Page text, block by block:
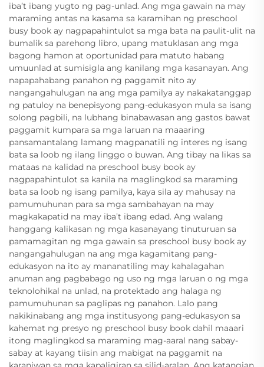
iba’t ibang yugto ng pag-unlad. Ang mga gawain na may
maraming antas na kasama sa karamihan ng preschool
busy book ay nagpapahintulot sa mga bata na paulit-ulit na
bumalik sa parehong libro, upang matuklasan ang mga
bagong hamon at oportunidad para matuto habang
umuunlad at sumisigla ang kanilang mga kasanayan. Ang
napapahabang panahon ng paggamit nito ay
nangangahulugan na ang mga pamilya ay nakakatanggap
ng patuloy na benepisyong pang-edukasyon mula sa isang
solong pagbili, na lubhang binabawasan ang gastos bawat
paggamit kumpara sa mga laruan na maaaring
pansamantalang lamang magpanatili ng interes ng isang
bata sa loob ng ilang linggo o buwan. Ang tibay na likas sa
mataas na kalidad na preschool busy book ay
nagpapahintulot sa kanila na maglingkod sa maraming
bata sa loob ng isang pamilya, kaya sila ay mahusay na
pamumuhunan para sa mga sambahayan na may
magkakapatid na may iba’t ibang edad. Ang walang
hanggang kalikasan ng mga kasanayang tinuturuan sa
pamamagitan ng mga gawain sa preschool busy book ay
nangangahulugan na ang mga kagamitang pang-
edukasyon na ito ay mananatiling may kahalagahan
anuman ang pagbabago ng uso ng mga laruan o ng mga
teknolohikal na unlad, na protektado ang halaga ng
pamumuhunan sa paglipas ng panahon. Lalo pang
nakikinabang ang mga institusyong pang-edukasyon sa
kahemat ng presyo ng preschool busy book dahil maaari
itong maglingkod sa maraming mag-aaral nang sabay-
sabay at kayang tiisin ang mabigat na paggamit na